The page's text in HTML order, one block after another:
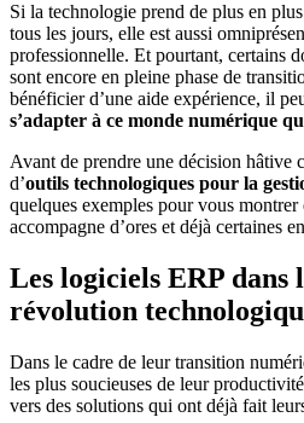
Si la technologie prend de plus en
tous les jours, elle est aussi
professionnelle. Et pourtant, certains
sont encore en pleine phase de
bénéficier d’une aide expérience, il
s’adapter à ce monde numérique
Avant de prendre une décision hâtive
d’outils technologiques pour la
quelques exemples pour vous
accompagne d’ores et déjà certaines
Les logiciels ERP dans
révolution
Dans le cadre de leur transition
les plus soucieuses de leur
vers des solutions qui ont déjà fait